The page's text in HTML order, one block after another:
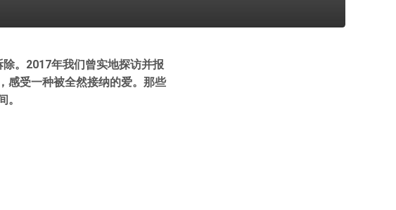
。2017年我们曾实地探访并报
感受一种被全然接纳的爱。那些